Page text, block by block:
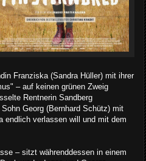
Franziska (Sandra Hüller) mit ihrer
– auf keinen grünen Zweig
Rentnerin Sandberg
Georg (Bernhard Schütz) mit
endlich verlassen will und mit dem
– sitzt währenddessen in einem